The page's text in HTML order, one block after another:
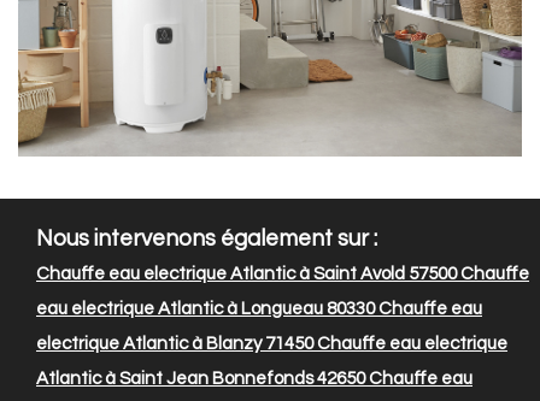
Nous intervenons également sur :
Chauffe eau electrique Atlantic à Saint Avold 57500Chauffe
eau electrique Atlantic à Longueau 80330Chauffe eau
electrique Atlantic à Blanzy 71450Chauffe eau electrique
Atlantic à Saint Jean Bonnefonds 42650Chauffe eau